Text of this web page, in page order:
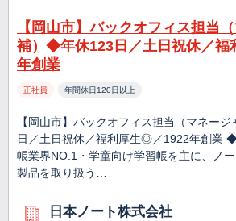
【岡山市】バックオフィス担当
補）◆年休123日／土日祝休／
年創業
正社員 年間休日120日以上
【岡山市】バックオフィス担当（マネー
日／土日祝休／福利厚生◎／1922年創業
帳業界NO.1・学童向け学習帳を主に、ノ
製品を取り扱う…
日本ノート株式会社